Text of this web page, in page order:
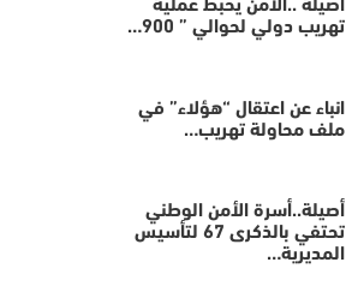
أصيلة ..الأمن يحبط عملية
تهريب دولي لحوالي ” 900…
انباء عن اعتقال “هؤلاء” في
ملف محاولة تهريب…
أصيلة..أسرة الأمن الوطني
تحتفي بالذكرى 67 لتأسيس
المديرية…